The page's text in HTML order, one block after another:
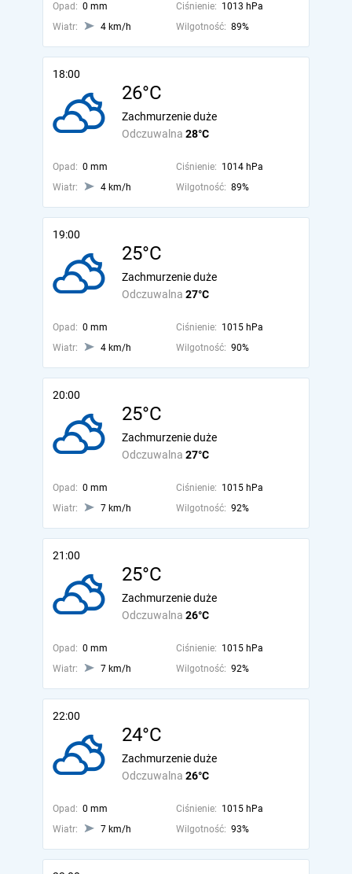
Opad: 0 mm Ciśnienie: 1013 hPa
Wiatr:
4 km/h Wilgotność: 89%
18:00
26°C
Odczuwalna 28°C
Zachmurzenie duże
Opad: 0 mm Ciśnienie: 1014 hPa
Wiatr:
4 km/h Wilgotność: 89%
19:00
25°C
Odczuwalna 27°C
Zachmurzenie duże
Opad: 0 mm Ciśnienie: 1015 hPa
Wiatr:
4 km/h Wilgotność: 90%
20:00
25°C
Odczuwalna 27°C
Zachmurzenie duże
Opad: 0 mm Ciśnienie: 1015 hPa
Wiatr:
7 km/h Wilgotność: 92%
21:00
25°C
Odczuwalna 26°C
Zachmurzenie duże
Opad: 0 mm Ciśnienie: 1015 hPa
Wiatr:
7 km/h Wilgotność: 92%
22:00
24°C
Odczuwalna 26°C
Zachmurzenie duże
Opad: 0 mm Ciśnienie: 1015 hPa
Wiatr:
7 km/h Wilgotność: 93%